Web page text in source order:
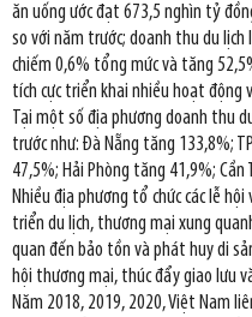
ăn uống ước đạt 673,5 nghìn tỷ
so với năm trước; doanh thu du
chiếm 0,6% tổng mức và tăng
tích cực triển khai nhiều hoạt động
Tại một số địa phương doanh thu
trước như: Đà Nẵng tăng 133,8%;
47,5%; Hải Phòng tăng 41,9%;
Nhiều địa phương tổ chức các lễ
triển du lịch, thương mại xung
quan đến bảo tồn và phát huy di
hội thương mại, thúc đẩy giao lưu
Năm 2018, 2019, 2020, Việt Nam